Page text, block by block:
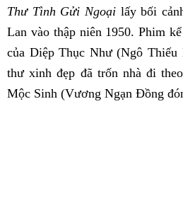
Thư Tình Gửi Ngoạilấy bối
Lan vào thập niên 1950. Phim
của Diệp Thục Như (Ngô Thiếu
thư xinh đẹp đã trốn nhà đi
Mộc Sinh (Vương Ngạn Đồng